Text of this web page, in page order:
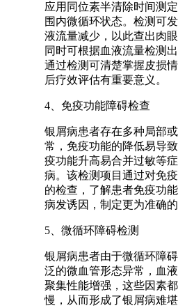
应用同位素半清除时间测
围内微循环状态。检测可
液流量减少，以此查出肉
同时可根据血液流量检测
通过检测可清楚掌握皮损
后疗效评估有重要意义。
4、免疫功能障碍检查
银屑病患者存在多种局部
常，免疫功能的降低易导
疫功能升高易合并过敏等
病。该检测项目通过对免
的检查，了解患者免疫功
病发诱因，制定更为准确的
5、微循环障碍检测
银屑病患者由于微循环障
泛的微血管形态异常，血
聚集性能增强，这些因素
慢，从而形成了银屑病难